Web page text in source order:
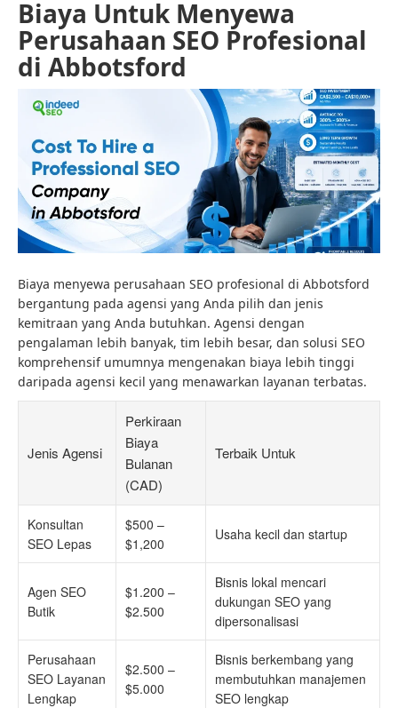
Biaya Untuk Menyewa
Perusahaan SEO Profesional
di Abbotsford
Biaya menyewa perusahaan SEO profesional di Abbotsford
bergantung pada agensi yang Anda pilih dan jenis
kemitraan yang Anda butuhkan. Agensi dengan
pengalaman lebih banyak, tim lebih besar, dan solusi SEO
komprehensif umumnya mengenakan biaya lebih tinggi
daripada agensi kecil yang menawarkan layanan terbatas.
Jenis Agensi
Perkiraan
Biaya
Bulanan
(CAD)
Terbaik Untuk
Konsultan
SEO Lepas
$500 –
$1,200
Usaha kecil dan startup
Agen SEO
Butik
$1.200 –
$2.500
Bisnis lokal mencari
dukungan SEO yang
dipersonalisasi
Perusahaan
SEO Layanan
Lengkap
$2.500 –
$5.000
Bisnis berkembang yang
membutuhkan manajemen
SEO lengkap